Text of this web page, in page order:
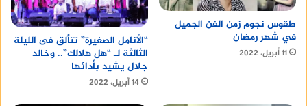
طقوس نجوم زمن الفن الجميل
في شهر رمضان
11 أبريل، 2022
“الأنامل الصغيرة” تتألق فى الليلة
الثالثة لـ “هل هلالك”.. وخالد
جلال يشيد بأدائها
14 أبريل، 2022